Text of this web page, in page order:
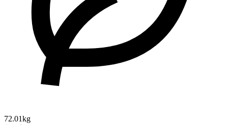
72.01kg